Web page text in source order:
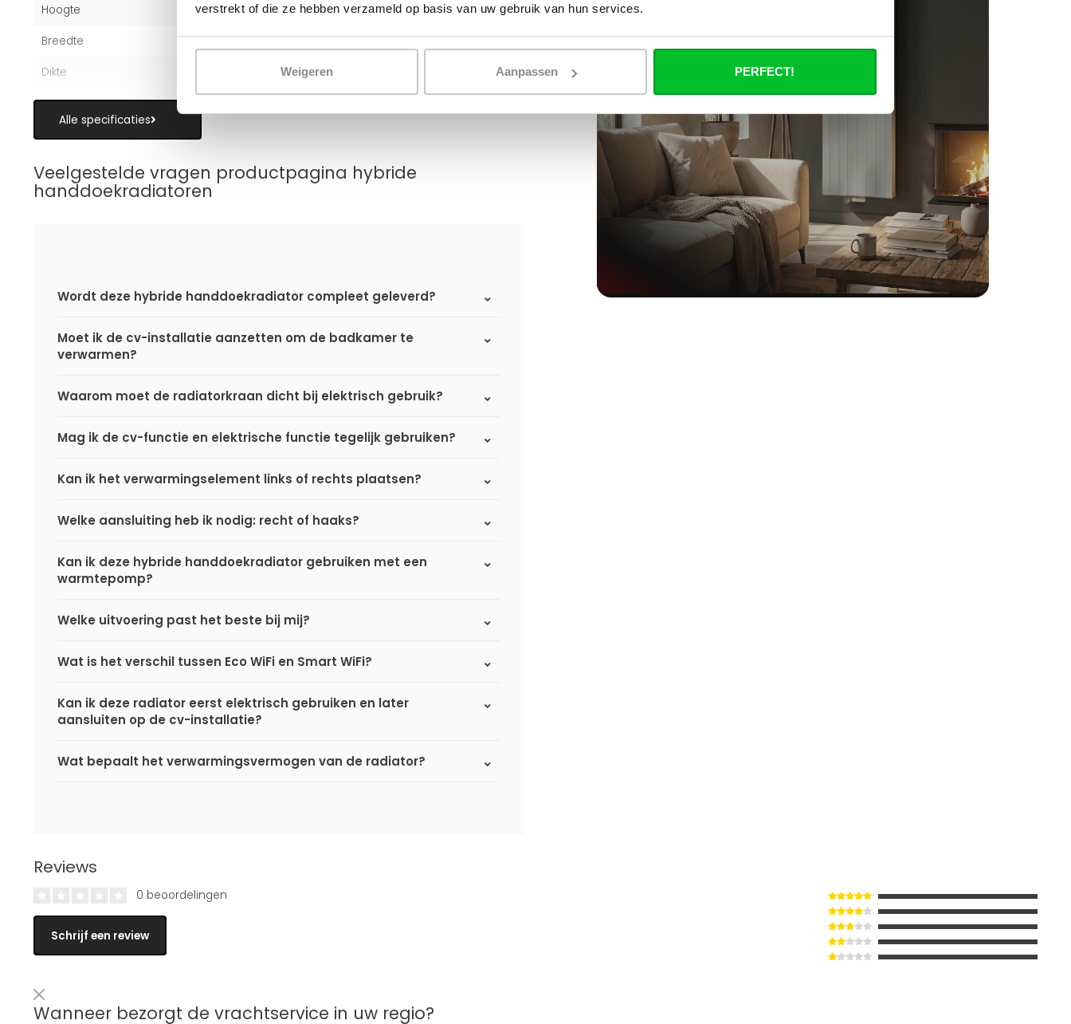
verstrekt of die ze hebben verzameld op basis van uw gebruik van hun services.
Weigeren Aanpassen PERFECT!
Hoogte 120 cm
Breedte 40 cm
Dikte
Alle specificaties
Veelgestelde vragen productpagina hybride
handdoekradiatoren
Wordt deze hybride handdoekradiator compleet geleverd?
Moet ik de cv-installatie aanzetten om de badkamer te
verwarmen?
Waarom moet de radiatorkraan dicht bij elektrisch gebruik?
Mag ik de cv-functie en elektrische functie tegelijk gebruiken?
Kan ik het verwarmingselement links of rechts plaatsen?
Welke aansluiting heb ik nodig: recht of haaks?
Kan ik deze hybride handdoekradiator gebruiken met een
warmtepomp?
Welke uitvoering past het beste bij mij?
Wat is het verschil tussen Eco WiFi en Smart WiFi?
Kan ik deze radiator eerst elektrisch gebruiken en later
aansluiten op de cv-installatie?
Wat bepaalt het verwarmingsvermogen van de radiator?
Reviews
0 beoordelingen
Schrijf een review
Wanneer bezorgt de vrachtservice in uw regio?